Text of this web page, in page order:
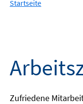
Startseite
Zufriedene